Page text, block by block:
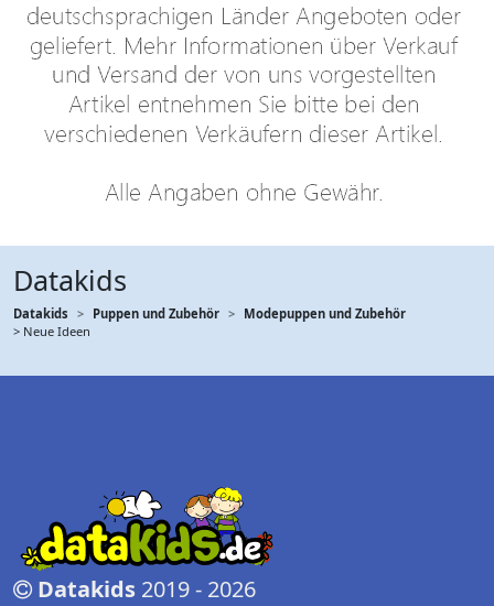
Datakids
Datakids Puppen und Zubehör
Modepuppen und Zubehör
> Neue Ideen
Datakids 2019 - 2026